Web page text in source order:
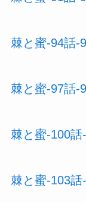
棘と蜜-94話-
棘と蜜-97話-
棘と蜜-100
棘と蜜-103